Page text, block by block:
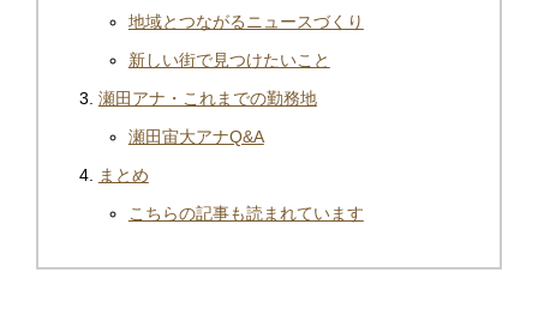
地域とつながるニュースづくり
新しい街で見つけたいこと
瀬田アナ・これまでの勤務地
瀬田宙大アナQ&A
まとめ
こちらの記事も読まれています